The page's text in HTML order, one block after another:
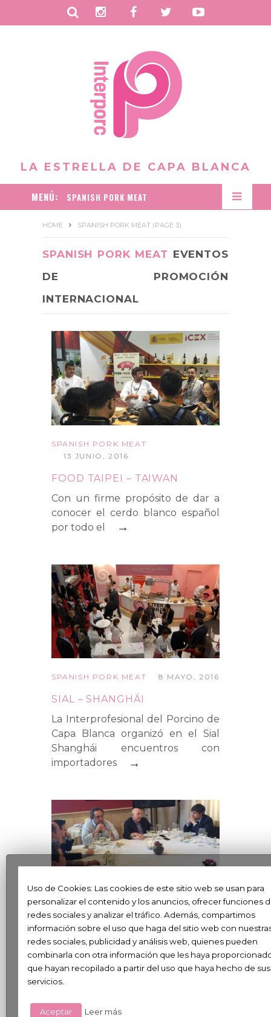
I
s
t
a
g
a
m
F
e
b
o
o
k
T
i
t
r
Y
e
LA ESTRELLA DE CAPA BLANCA
MENÚ: SPANISH PORK MEAT
HOME SPANISH PORK MEAT (PAGE 3)
SPANISH PORK MEAT EVENTOS
DE PROMOCIÓN
INTERNACIONAL
SPANISH PORK MEAT
13 JUNIO, 2016
FOOD TAIPEI – TAIWAN
Con un firme propósito de dar a
conocer el cerdo blanco español
por todo el
→
SPANISH PORK MEAT 8 MAYO, 2016
SIAL – SHANGHÁI
La Interprofesional del Porcino de
Capa Blanca organizó en el Sial
Shanghái encuentros con
importadores
→
SPANISH PORK MEAT 5 MAYO, 2016
INTERPORC EN MÉJICO
Interporc en Méjico: Gracias a sus
estándares de calidad y seguridad,
al alto grado de
Uso de Cookies: Las cookies de este sitio web se usan para
personalizar el contenido y los anuncios, ofrecer funciones
redes sociales y analizar el tráfico. Además, compartimos
información sobre el uso que haga del sitio web con
redes sociales, publicidad y análisis web, quienes pueden
combinarla con otra información que les haya
que hayan recopilado a partir del uso que haya hecho de sus
servicios.
Aceptar Leer más